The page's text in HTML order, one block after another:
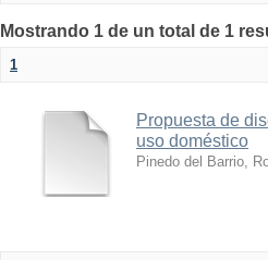
Mostrando 1 de un total de 1
1
Propuesta de
uso doméstico
Pinedo del Barrio,